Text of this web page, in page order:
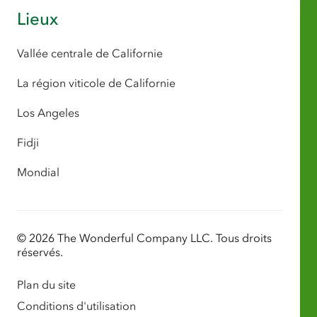
Lieux
Vallée centrale de Californie
La région viticole de Californie
Los Angeles
Fidji
Mondial
© 2026 The Wonderful Company LLC. Tous droits
réservés.
Plan du site
Conditions d'utilisation